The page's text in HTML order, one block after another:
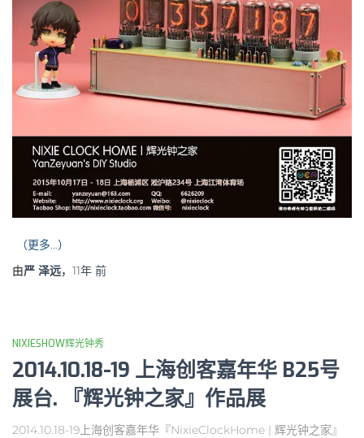
（更多…）
由严 泽远， 11年 前
NIXIESHOW辉光钟秀
2014.10.18-19 上海创客嘉年华 B25号
展台. 『辉光钟之家』作品展
2014.10.18-19上海创客嘉年华『NixieClockHome | 辉光钟之家』